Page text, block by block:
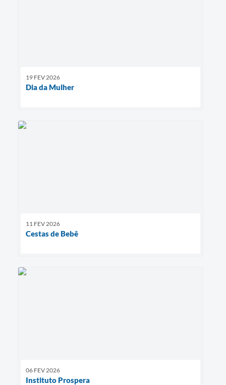
19 FEV 2026
Dia da Mulher
11 FEV 2026
Cestas de Bebê
06 FEV 2026
Instituto Prospera